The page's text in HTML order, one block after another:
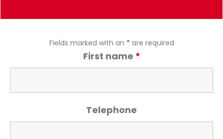
Fields marked with an * are required
First name *
Telephone